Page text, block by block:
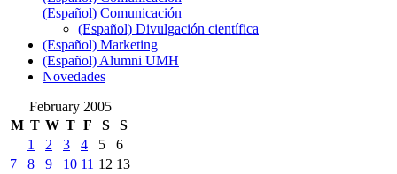
(Español) Comunicación
(Español) Divulgación científica
(Español) Marketing
(Español) Alumni UMH
Novedades
February 2005
M T W T F S
S
1
2 3 4 5
6
7
8 9 10 11 12 13